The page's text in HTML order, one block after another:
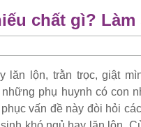
chất gì?
lăn lộn, trằn trọc, giật
phụ huynh có con
vấn đề này đòi hỏi